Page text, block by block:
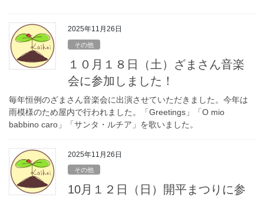
2025年11月26日
その他
１０月１８日（土）ざまさん音楽
会に参加しました！
毎年恒例のざまさん音楽会に出演させていただきました。今年は
雨模様のため屋内で行われました。「Greetings」「O mio
babbino caro」「サンタ・ルチア」を歌いました。
2025年11月26日
その他
10月１２日（日）開平まつりに参